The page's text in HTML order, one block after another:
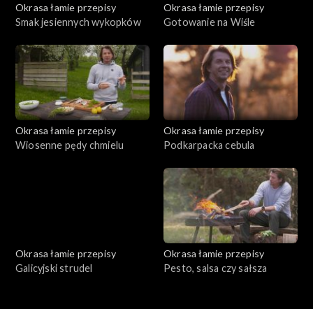
Okrasa łamie przepisy
Smak jesiennych wykopków
Okrasa łamie przepisy
Gotowanie na Wiśle
Okrasa łamie przepisy
Wiosenne pędy chmielu
Okrasa łamie przepisy
Podkarpacka cebula
Okrasa łamie przepisy
Galicyjski strudel
Okrasa łamie przepisy
Pesto, salsa czy sałsza